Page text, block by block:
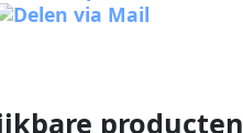
producten